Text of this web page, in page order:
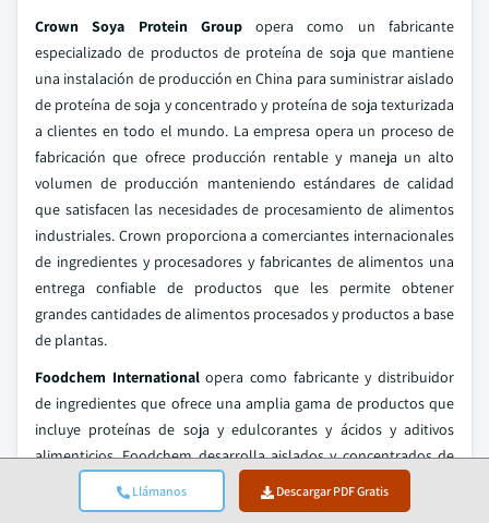
Llámanos Descargar PDF Gratis
Crown Soya Protein Groupopera como un fabricante
especializado de productos de proteína de soja que mantiene
una instalación de producción en China para suministrar aislado
de proteína de soja y concentrado y proteína de soja texturizada
a clientes en todo el mundo. La empresa opera un proceso de
fabricación que ofrece producción rentable y maneja un alto
volumen de producción manteniendo estándares de calidad
que satisfacen las necesidades de procesamiento de alimentos
industriales. Crown proporciona a comerciantes internacionales
de ingredientes y procesadores y fabricantes de alimentos una
entrega confiable de productos que les permite obtener
grandes cantidades de alimentos procesados y productos a base
de plantas.
Foodchem Internationalopera como fabricante y distribuidor
de ingredientes que ofrece una amplia gama de productos que
incluye proteínas de soja y edulcorantes y ácidos y aditivos
alimenticios. Foodchem desarrolla aislados y concentrados de
proteína de soja estandarizados para mercados emergentes y en
desarrollo a través de su modelo de negocio orientado a la